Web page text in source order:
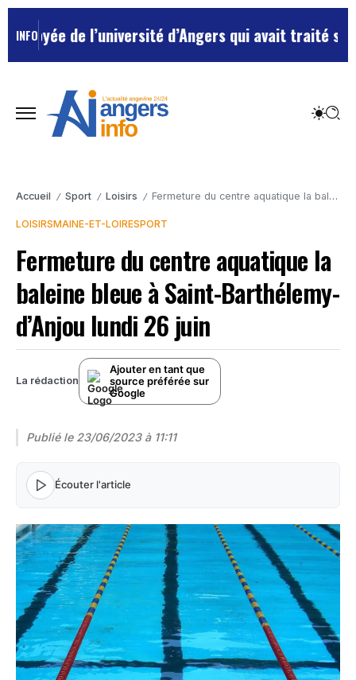
INFO de l’université d’Angers qui avait traité ses
Accueil / Sport / Loisirs / Fermeture du centre aquatique la baleine bleue à Saint-Barthélemy-d’Anjou lundi 26 juin
LOISIRSMAINE-ET-LOIRESPORT
Fermeture du centre aquatique la
baleine bleue à Saint-Barthélemy-
d’Anjou lundi 26 juin
La rédaction
Ajouter en tant que
source préférée sur
Google
Publié le 23/06/2023 à 11:11
Écouter l'article